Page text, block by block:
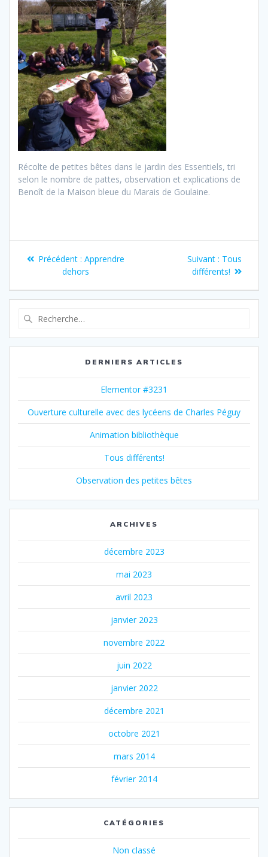
Récolte de petites bêtes dans le jardin des Essentiels, tri
selon le nombre de pattes, observation et explications de
Benoît de la Maison bleue du Marais de Goulaine.
Précédent : Apprendre
dehors
Suivant : Tous
différents!
DERNIERS ARTICLES
Elementor #3231
Ouverture culturelle avec des lycéens de Charles Péguy
Animation bibliothèque
Tous différents!
Observation des petites bêtes
ARCHIVES
décembre 2023
mai 2023
avril 2023
janvier 2023
novembre 2022
juin 2022
janvier 2022
décembre 2021
octobre 2021
mars 2014
février 2014
CATÉGORIES
Non classé